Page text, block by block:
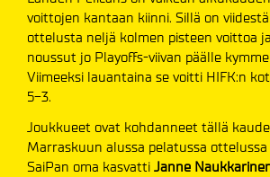
voittojen kantaan kiinni. Sillä on
ottelusta neljä kolmen pisteen voittoa
noussut jo Playoffs-viivan päälle
Viimeeksi lauantaina se voitti HIFK:n
5-3.
Joukkueet ovat kohdanneet tällä
Marraskuun alussa pelatussa
SaiPan oma kasvatti Janne